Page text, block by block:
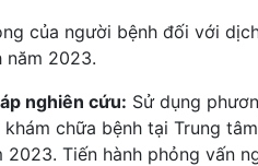
của người bệnh đối với
năm 2023.
nghiên cứu: Sử dụng
chữa bệnh tại Trung
Tiến hành phỏng vấn